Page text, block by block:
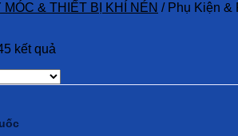
MÓC & THIẾT BỊ KHÍ NÉN /Phụ Kiện &
kết quả